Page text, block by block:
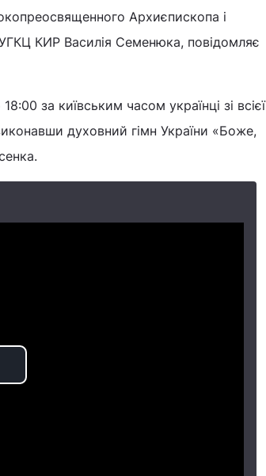
Архиєпископа і
КИР Василія Семенюка, повідомляє
за київським часом українці зі всієї
духовний гімн України «Боже,